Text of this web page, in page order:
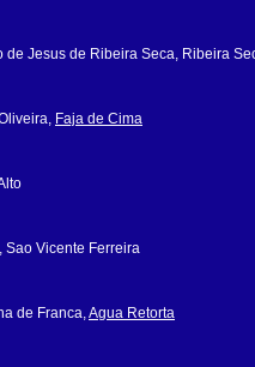
de Jesus de Ribeira Seca, Ribeira
Faja de Cima
Sao Vicente Ferreira
de Franca,Agua Retorta